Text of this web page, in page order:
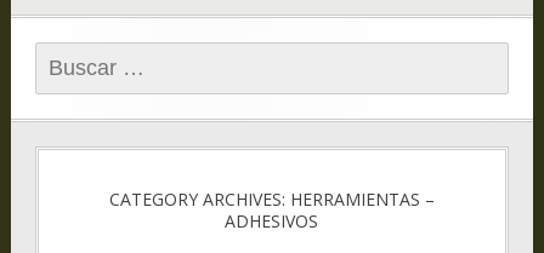
Buscar:
CATEGORY ARCHIVES: HERRAMIENTAS –
ADHESIVOS